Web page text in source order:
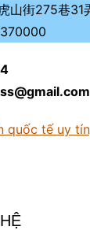
山街275巷31
quốc tế uy